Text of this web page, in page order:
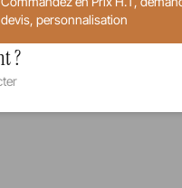
devis, personnalisation
?